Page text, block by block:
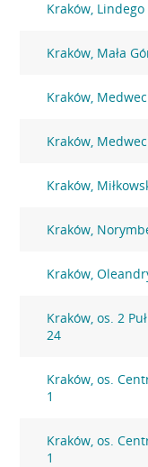
Kraków, Lindego
Kraków, Mała
Kraków,
Kraków,
Kraków,
Kraków,
Kraków,
Kraków, os. 2
24
Kraków, os.
1
Kraków, os.
1